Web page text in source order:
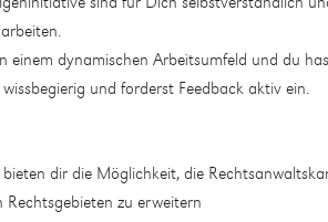
einem dynamischen Arbeitsumfeld und du
und forderst Feedback aktiv ein.
dir die Möglichkeit, die
Rechtsgebieten zu erweitern